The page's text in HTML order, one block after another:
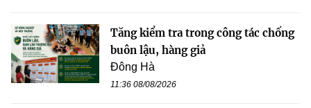
Tăng kiểm tra trong công tác chống
buôn lậu, hàng giả
Đông Hà
11:36 08/08/2026